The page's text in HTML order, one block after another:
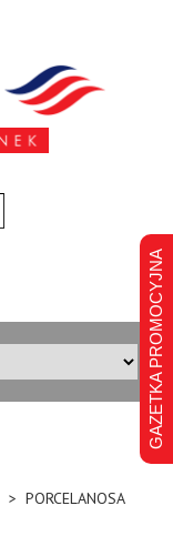
> PORCELANOSA
GAZETKA PROMOCYJNA